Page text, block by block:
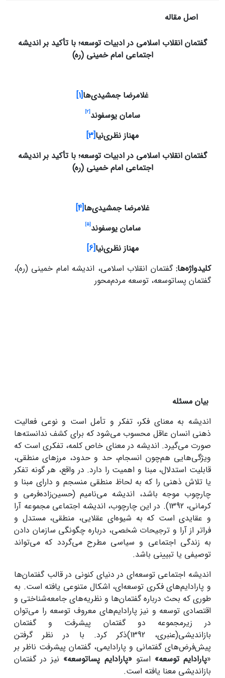
اصل مقاله
گفتمان انقلاب اسلامی در ادبیات توسعه؛ با تأکید بر اندیشه
اجتماعی امام خمینی (ره)
غلامرضا جمشیدی‌ها[1]
سامان یوسفوند[2]
مهناز نظری‌نیا[3]
گفتمان انقلاب اسلامی در ادبیات توسعه؛ با تأکید بر اندیشه
اجتماعی امام خمینی (ره)
غلامرضا جمشیدی‌ها[4]
سامان یوسفوند[5]
مهناز نظری‌نیا[6]
کلیدواژه‌ها: گفتمان انقلاب اسلامی، اندیشه امام خمینی (ره)،
گفتمان پساتوسعه، توسعه مردم‌محور
بیان مسئله
اندیشه به معنای فکر، تفکر و تأمل است و نوعی فعالیت
ذهنی انسان عاقل محسوب می‌شود که برای کشف ندانسته‌ها
صورت می‌گیرد. اندیشه در معنای خاص کلمه، تفکری است که
ویژگی‌هایی هم‌چون انسجام، حد و حدود، مرزهای منطقی،
قابلیت استدلال، مبنا و اهمیت را دارد. در واقع، هر گونه تفکر
یا تلاش ذهنی را که به لحاظ منطقی منسجم و دارای مبنا و
چارچوب موجه باشد، اندیشه می‌نامیم (حسین‌زاده‌فرمی و
کرمانی، 1392). در این چارچوب، اندیشه اجتماعی مجموعه آرا
و عقایدی است که به شیوه‌ای عقلایی، منطقی، مستدل و
فراتر از آرا و ترجیحات شخصی، درباره چگونگی سازمان دادن
به زندگی اجتماعی و سیاسی مطرح می‌گردد که می‌تواند
توصیفی یا تبیینی باشد.
اندیشه اجتماعی توسعه‌ای در دنیای کنونی در قالب گفتمان‌ها
و پارادایم‌های فکری توسعه‌ای، اشکال متنوعی یافته است. به
‌طوری ‌که بحث درباره گفتمان‌ها و نظریه‌های جامعه‌شناختی و
اقتصادی توسعه و نیز پارادایم‌های معروف توسعه را می‌توان
در زیرمجموعه دو گفتمان پیشرفت و گفتمان
بازاندیشی(عنبری، 1392)ذکر کرد. با در نظر گرفتن
پیش‌فرض‌های گفتمانی و پارادایمی، گفتمان پیشرفت ناظر بر
«پارادایم توسعه» استو«پارادایم پساتوسعه» نیز در گفتمان
بازاندیشی معنا یافته است.